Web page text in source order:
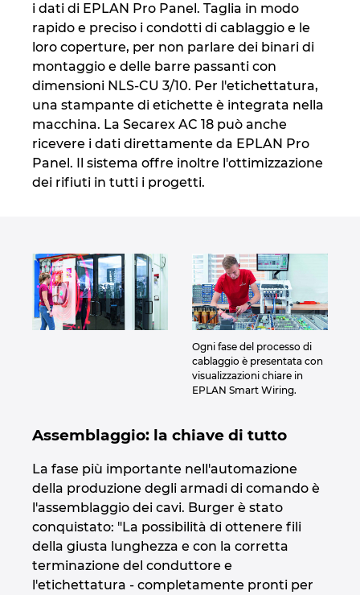
i dati di EPLAN Pro Panel. Taglia in modo
rapido e preciso i condotti di cablaggio e le
loro coperture, per non parlare dei binari di
montaggio e delle barre passanti con
dimensioni NLS-CU 3/10. Per l'etichettatura,
una stampante di etichette è integrata nella
macchina. La Secarex AC 18 può anche
ricevere i dati direttamente da EPLAN Pro
Panel. Il sistema offre inoltre l'ottimizzazione
dei rifiuti in tutti i progetti.
Ogni fase del processo di
cablaggio è presentata con
visualizzazioni chiare in
EPLAN Smart Wiring.
Assemblaggio: la chiave di tutto
La fase più importante nell'automazione
della produzione degli armadi di comando è
l'assemblaggio dei cavi. Burger è stato
conquistato: "La possibilità di ottenere fili
della giusta lunghezza e con la corretta
terminazione del conduttore e
l'etichettatura - completamente pronti per